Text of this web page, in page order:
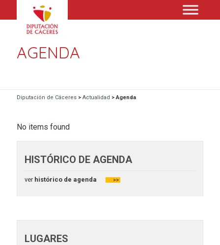
AGENDA
Diputación de Cáceres> Actualidad >Agenda
No items found
HISTÓRICO DE AGENDA
verhistórico de agenda >>
LUGARES